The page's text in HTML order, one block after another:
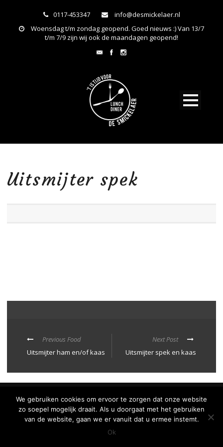
0117-453347
info@desmickelaer.nl
Woensdag t/m zondag geopend. Goed nieuws :) Van 13/7
t/m 7/9 zijn wij ook de maandagen geopend!
Uitsmijter spek
Previous Food
Uitsmijter ham en/of kaas
Next Post
Uitsmijter spek en kaas
Privacy Policy
De Smickelaer 2025© | Website RealisatieULTILITY
We gebruiken cookies om ervoor te zorgen dat onze website
zo soepel mogelijk draait. Als u doorgaat met het gebruiken
van de website, gaan we er vanuit dat u ermee instemt.
Ok